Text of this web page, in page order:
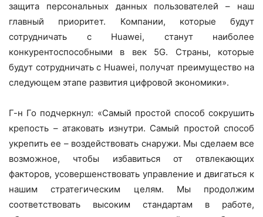
защита персональных данных пользователей – наш
главный приоритет. Компании, которые будут
сотрудничать с Huawei, станут наиболее
конкурентоспособными в век 5G. Страны, которые
будут сотрудничать с Huawei, получат преимущество на
следующем этапе развития цифровой экономики».
Г-н Го подчеркнул: «Самый простой способ сокрушить
крепость – атаковать изнутри. Самый простой способ
укрепить ее – воздействовать снаружи. Мы сделаем все
возможное, чтобы избавиться от отвлекающих
факторов, усовершенствовать управление и двигаться к
нашим стратегическим целям. Мы продолжим
соответствовать высоким стандартам в работе,